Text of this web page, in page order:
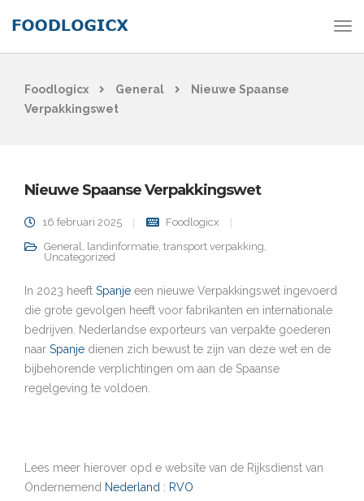
Foodlogicx General
Nieuwe Spaanse
Verpakkingswet
Nieuwe Spaanse Verpakkingswet
16 februari 2025
Foodlogicx
General, landinformatie, transport verpakking,
Uncategorized
In 2023 heeft Spanje een nieuwe Verpakkingswet ingevoerd
die grote gevolgen heeft voor fabrikanten en internationale
bedrijven. Nederlandse exporteurs van verpakte goederen
naar Spanje dienen zich bewust te zijn van deze wet en de
bijbehorende verplichtingen om aan de Spaanse
regelgeving te voldoen.
Lees meer hierover opd e website van de Rijksdienst van
Ondernemend Nederland : RVO